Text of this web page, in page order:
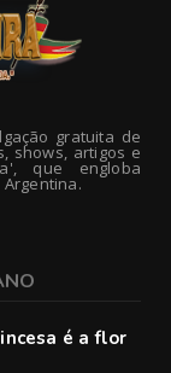
gratuita de
shows, artigos e
que engloba
é a flor